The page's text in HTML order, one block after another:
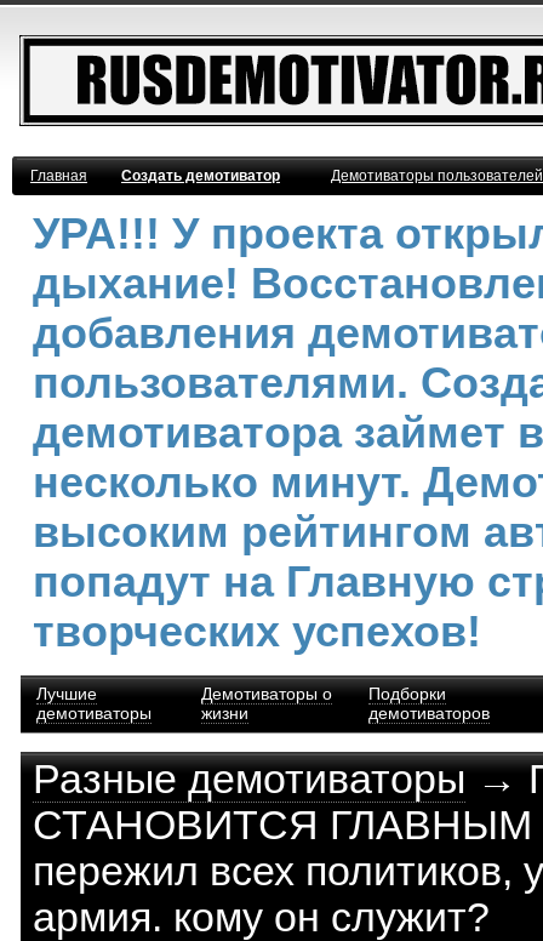
Главная Создать демотиватор Демотиваторы
УРА!!! У проекта
дыхание!
добавления
пользователями.
демотиватора займет
несколько минут.
высоким рейтингом
попадут на Главную
творческих успехов!
Лучшие
демотиваторы
Демотиваторы о
жизни
Подборки
демотиваторов
Разные демотиваторы→
СТАНОВИТСЯ ГЛАВНЫМ -
пережил всех политиков,
армия. кому он служит?